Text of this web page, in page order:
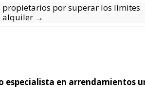
propietarios por superar los límites
alquiler →
especialista en arrendamientos